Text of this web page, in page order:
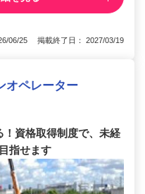
06/25 掲載終了日： 2027/03/19
オペレーター
！資格取得制度で、未経
指せます